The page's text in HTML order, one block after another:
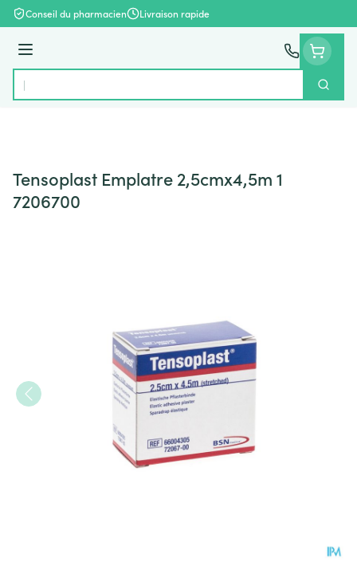
Aller au contenu
Conseil du pharmacien Livraison rapide
Menu
Rechercher
Tensoplast Emplatre 2,5cmx4,5m 1
7206700